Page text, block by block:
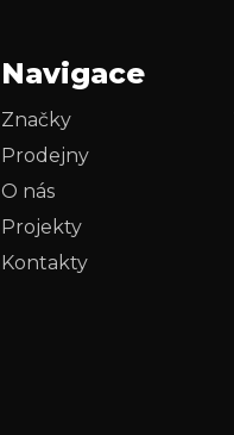
Navigace
Značky
Prodejny
O nás
Projekty
Kontakty